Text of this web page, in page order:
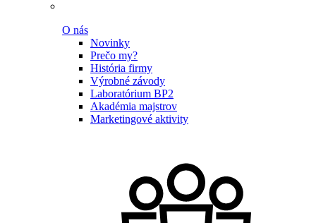
O nás
Novinky
Prečo my?
História firmy
Výrobné závody
Laboratórium BP2
Akadémia majstrov
Marketingové aktivity